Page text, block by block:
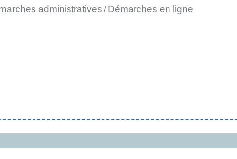
administratives / Démarches en ligne